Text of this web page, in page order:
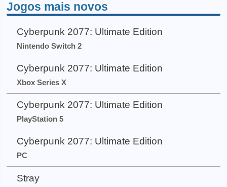
Jogos mais novos
Cyberpunk 2077: Ultimate Edition
Nintendo Switch 2
Cyberpunk 2077: Ultimate Edition
Xbox Series X
Cyberpunk 2077: Ultimate Edition
PlayStation 5
Cyberpunk 2077: Ultimate Edition
PC
Stray